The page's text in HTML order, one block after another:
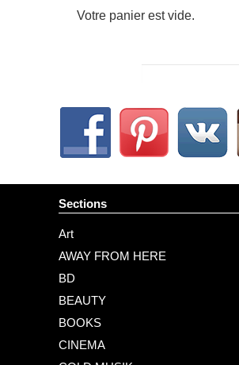
Votre panier est vide.
Sections
Art
AWAY FROM HERE
BD
BEAUTY
BOOKS
CINEMA